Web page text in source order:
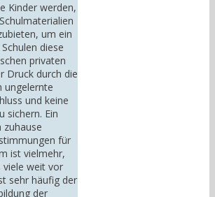
Kinder werden,
um ein
diese
privaten
Druck durch die
ungelernte
und keine
sichern. Ein
für
ist vielmehr,
viele weit vor
sehr häufig der
der